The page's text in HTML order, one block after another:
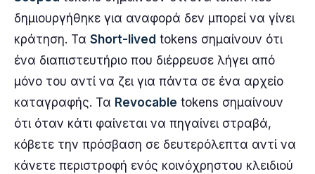
δημιουργήθηκε για αναφορά δεν μπορεί να γίνει
κράτηση. Τα Short-lived tokens σημαίνουν ότι
ένα διαπιστευτήριο που διέρρευσε λήγει από
μόνο του αντί να ζει για πάντα σε ένα αρχείο
καταγραφής. Τα Revocable tokens σημαίνουν
ότι όταν κάτι φαίνεται να πηγαίνει στραβά,
κόβετε την πρόσβαση σε δευτερόλεπτα αντί να
κάνετε περιστροφή ενός κοινόχρηστου κλειδιού